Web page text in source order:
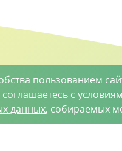
пользованием
с
данных, собираемых